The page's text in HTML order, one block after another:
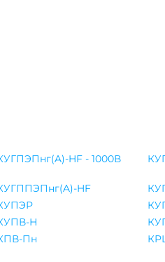
HF - 1000В
HF
Н
Пн